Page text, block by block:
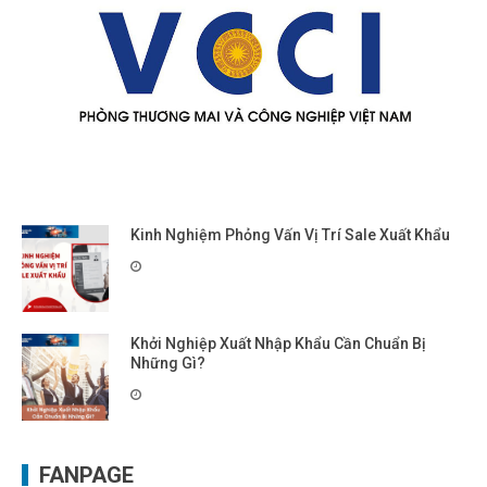
Kinh Nghiệm Phỏng Vấn Vị Trí Sale Xuất Khẩu
Khởi Nghiệp Xuất Nhập Khẩu Cần Chuẩn Bị
Những Gì?
FANPAGE